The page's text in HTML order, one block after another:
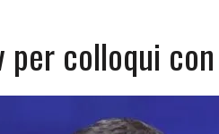
per colloqui